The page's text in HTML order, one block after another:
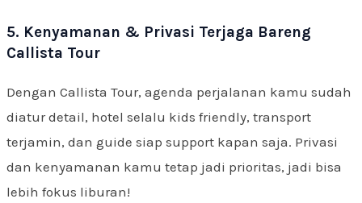
5. Kenyamanan & Privasi Terjaga Bareng
Callista Tour
Dengan Callista Tour, agenda perjalanan kamu sudah
diatur detail, hotel selalu kids friendly, transport
terjamin, dan guide siap support kapan saja. Privasi
dan kenyamanan kamu tetap jadi prioritas, jadi bisa
lebih fokus liburan!